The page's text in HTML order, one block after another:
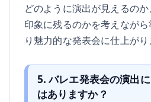
どのように演出が見えるの
印象に残るのかを考えなが
り魅力的な発表会に仕上がり
5. バレエ発表会の演出
はありますか？